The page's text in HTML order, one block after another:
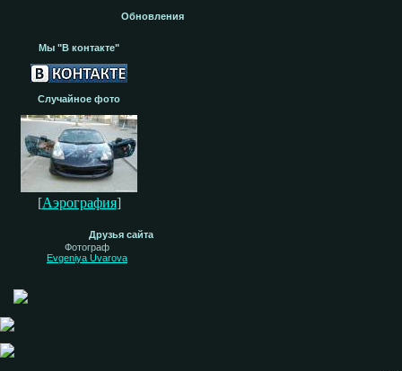
Обновления
Мы "В контакте"
Случайное фото
[Аэрография]
Друзья сайта
Фотограф
Evgeniya Uvarova